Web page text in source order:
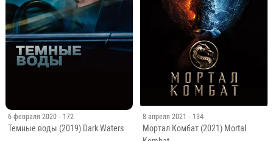
6 февраля 2020 · 172
Темные воды (2019) Dark Waters
8 апреля 2021 · 134
Мортал Комбат (2021) Mortal